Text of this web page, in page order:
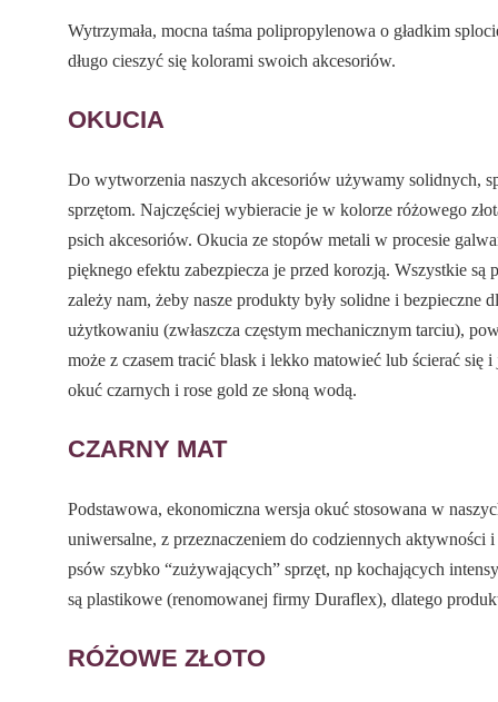
Wytrzymała, mocna taśma polipropylenowa o gładkim
długo cieszyć się kolorami swoich akcesoriów.
OKUCIA
Do wytworzenia naszych akcesoriów używamy solidnych,
sprzętom. Najczęściej wybieracie je w kolorze różowego
psich akcesoriów. Okucia ze stopów metali w procesie
pięknego efektu zabezpiecza je przed korozją. Wszystkie
zależy nam, żeby nasze produkty były solidne i
użytkowaniu (zwłaszcza częstym mechanicznym tarciu),
może z czasem tracić blask i lekko matowieć lub ścierać się
okuć czarnych i rose gold ze słoną wodą.
CZARNY MAT
Podstawowa, ekonomiczna wersja okuć stosowana w
uniwersalne, z przeznaczeniem do codziennych aktywności
psów szybko “zużywających” sprzęt, np kochających
są plastikowe (renomowanej firmy Duraflex), dlatego
RÓŻOWE ZŁOTO